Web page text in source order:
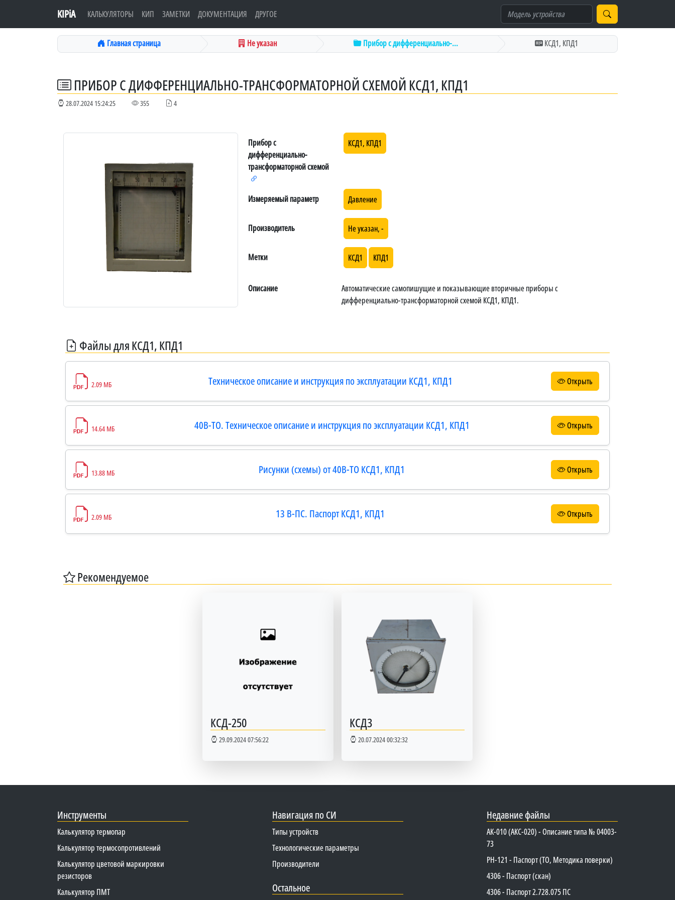
KIPiA КАЛЬКУЛЯТОРЫ КИП ЗАМЕТКИ ДОКУМЕНТАЦИЯ ДРУГОЕ
Главная страница Не указан Прибор с дифференциально-... КСД1, КПД1
ПРИБОР С ДИФФЕРЕНЦИАЛЬНО-ТРАНСФОРМАТОРНОЙ СХЕМОЙ КСД1, КПД1
28.07.2024 15:24:25 355 4
Прибор с
дифференциально-
трансформаторной схемой
КСД1, КПД1
Измеряемый параметр Давление
Производитель Не указан, -
Метки КСД1 КПД1
Описание
Автоматические самопишущие и показывающие вторичные приборы с
дифференциально-трансформаторной схемой КСД1, КПД1.
Файлы для КСД1, КПД1
2.09 МБ Техническое описание и инструкция по эксплуатации КСД1, КПД1 Открыть
14.64 МБ 40В-ТО. Техническое описание и инструкция по эксплуатации КСД1, КПД1 Открыть
13.88 МБ Рисунки (схемы) от 40В-ТО КСД1, КПД1 Открыть
2.09 МБ 13 В-ПС. Паспорт КСД1, КПД1 Открыть
Рекомендуемое
КСД-250
29.09.2024 07:56:22
КСД3
20.07.2024 00:32:32
Инструменты
Калькулятор термопар
Калькулятор термосопротивлений
Калькулятор цветовой маркировки
резисторов
Калькулятор ПМТ
Навигация по СИ
Типы устройств
Технологические параметры
Производители
Остальное
Недавние файлы
АК-010 (АКС-020) - Описание типа № 04003-
73
PH-121 - Паспорт (ТО, Методика поверки)
4306 - Паспорт (скан)
4306 - Паспорт 2.728.075 ПС